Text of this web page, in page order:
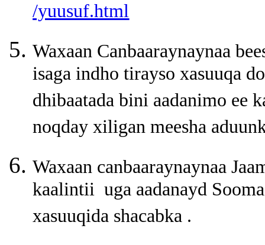
/yuusuf.html
Waxaan Canbaaraynaynaa
isaga indho tirayso xasuuqa
dhibaatada bini aadanimo ee
noqday xiligan meesha
Waxaan canbaaraynaynaa
kaalintii uga aadanayd
xasuuqida shacabka .